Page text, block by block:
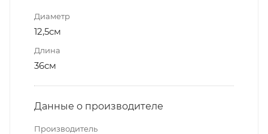
Диаметр
12,5см
Длина
36см
Данные о производителе
Производитель